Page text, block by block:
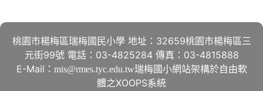
桃園市楊梅區瑞梅國民小學 地址：32659桃園市楊梅區三
元街99號 電話：03-4825284 傳真：03-4815888
E-Mail： mis@rmes.tyc.edu.tw瑞梅國小網站架構於自由軟
體之XOOPS系統